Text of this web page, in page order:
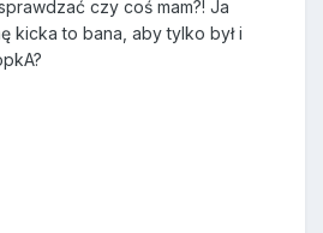
czy coś mam?! Ja
kicka to bana, aby tylko był i